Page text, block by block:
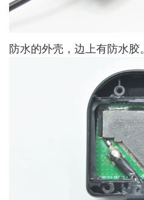
防水的外壳，边上有防水胶。